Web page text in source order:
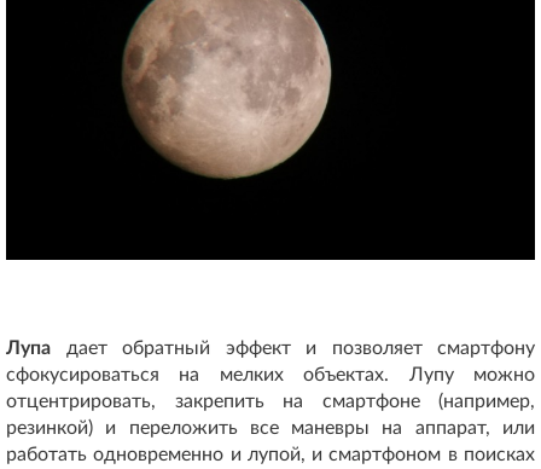
Лупа дает обратный эффект и позволяет смартфону
сфокусироваться на мелких объектах. Лупу можно
отцентрировать, закрепить на смартфоне (например,
резинкой) и переложить все маневры на аппарат, или
работать одновременно и лупой, и смартфоном в поисках